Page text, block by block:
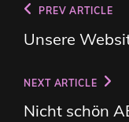
Previous
Post
PREV ARTICLE
Unsere
Next
Post
NEXT ARTICLE
Nicht schön